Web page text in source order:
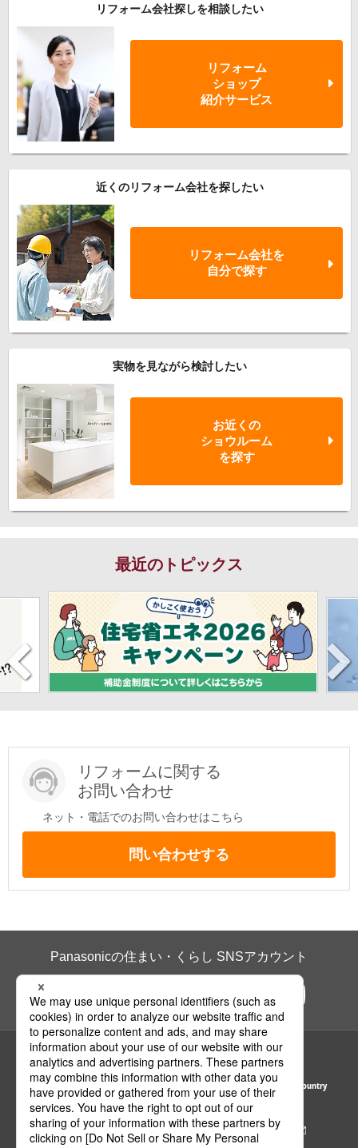
リフォーム会社探しを相談したい
リフォーム
ショップ
紹介サービス
近くのリフォーム会社を探したい
リフォーム会社を
自分で探す
実物を見ながら検討したい
お近くの
ショウルーム
を探す
最近のトピックス
リフォームに関する
お問い合わせ
ネット・電話でのお問い合わせはこちら
問い合わせする
Panasonicの住まい・くらし SNSアカウント
ページの先頭へ
Area / Country
© Panasonic Housing Solutions Co., Ltd.
サイトのご利用にあたって
クッキーポリシー
個人情報保護方針
パナソニック ホールディングス